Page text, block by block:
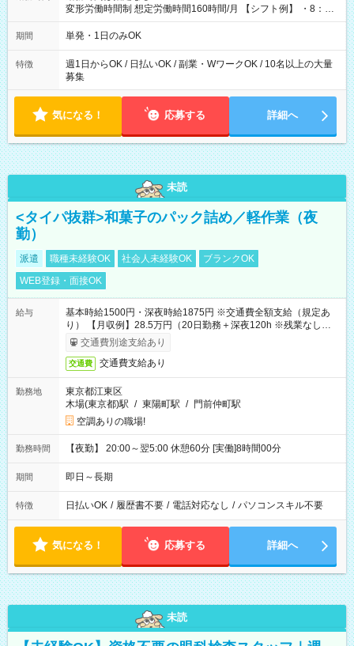
変形労働時間制 想定労働時間160時間/月 【シフト例】 ・8：00
～21：00
期間 単発・1日のみOK
特徴
週1日からOK / 日払いOK / 副業・WワークOK / 10名以上の大量
募集
気になる！ 応募する 詳細へ
未読
<タイパ抜群>和菓子のパック詰め／軽作業（夜
勤）
派遣 職種未経験OK 社会人未経験OK
ブランクOK
WEB登録・面接OK
給与
基本時給1500円・深夜時給1875円 ※交通費全額支給（規定あ
り） 【月収例】28.5万円（20日勤務＋深夜120h ※残業なしの場
合）交通費別途支給あり
交通費 交通費支給あり
勤務地
東京都江東区
木場(東京都)駅 / 東陽町駅 / 門前仲町駅
空調ありの職場!
勤務時間 【夜勤】 20:00～翌5:00 休憩60分 [実働]8時間00分
期間 即日～長期
特徴 日払いOK / 履歴書不要 / 電話対応なし / パソコンスキル不要
気になる！ 応募する 詳細へ
未読